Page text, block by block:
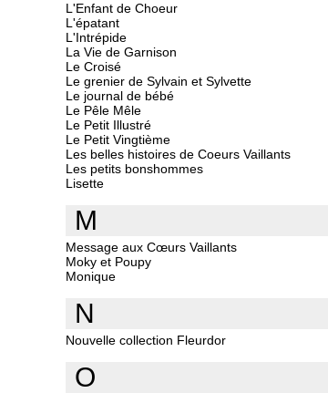
L'Enfant de Choeur
L'épatant
L'Intrépide
La Vie de Garnison
Le Croisé
Le grenier de Sylvain et Sylvette
Le journal de bébé
Le Pêle Mêle
Le Petit Illustré
Le Petit Vingtième
Les belles histoires de Coeurs Vaillants
Les petits bonshommes
Lisette
M
Message aux Cœurs Vaillants
Moky et Poupy
Monique
N
Nouvelle collection Fleurdor
O